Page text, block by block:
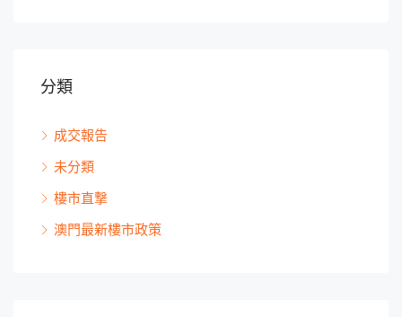
分類
成交報告
未分類
樓市直撃
澳門最新樓市政策